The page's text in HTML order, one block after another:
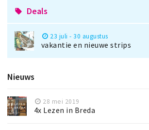
local_offer Deals
23 juli - 30 augustus
vakantie en nieuwe strips
Nieuws
28 mei 2019
4x Lezen in Breda